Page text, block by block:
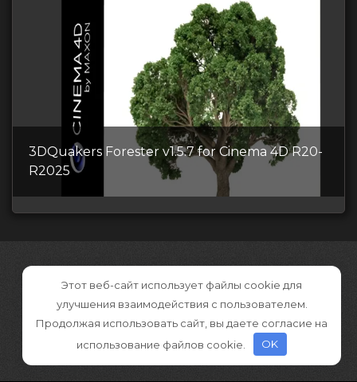
3DQuakers Forester v1.5.7 for Cinema 4D R20-
R2025
Этот веб-сайт использует файлы cookie для
улучшения взаимодействия с пользователем.
Продолжая использовать сайт, вы даете согласие на
использование файлов cookie.
OK